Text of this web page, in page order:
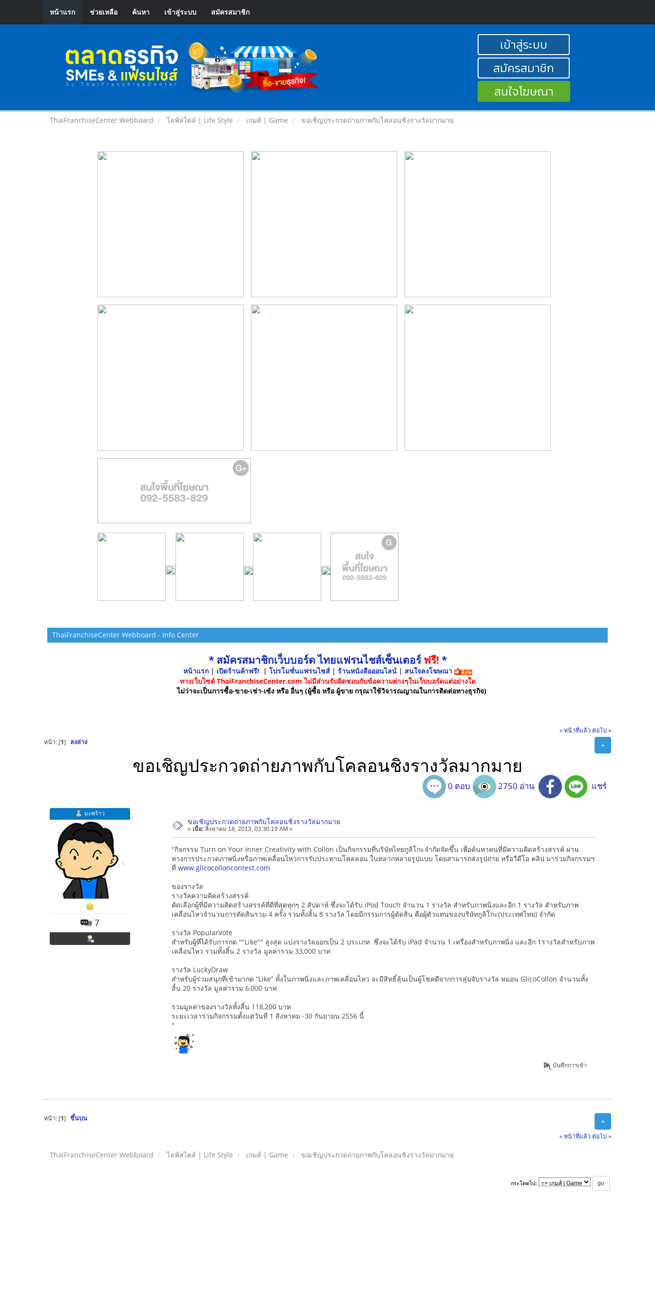
หน้าแรก ช่วยเหลือ ค้นหา เข้าสู่ระบบ สมัครสมาชิก
เข้าสู่ระบบ
สมัครสมาชิก
สนใจโฆษณา
ThaiFranchiseCenter Webboard ไลฟ์สไตล์ | Life Style เกมส์ | Game ขอเชิญประกวดถ่ายภาพกับโคลอนชิงรางวัลมากมาย
ThaiFranchiseCenter Webboard - Info Center
* สมัครสมาชิกเว็บบอร์ด ไทยแฟรนไชส์เซ็นเตอร์ฟรี! *
หน้าแรก| เปิดร้านค้าฟรี! | โปรโมชั่นแฟรนไชส์ | ร้านหนังสือออนไลน์ | สนใจลงโฆษณา
ทางเว็บไซต์ ThaiFranchiseCenter.com ไม่มีส่วนรับผิดชอบกับข้อความต่างๆในเว็บบอร์ดแต่อย่างใด
ไม่ว่าจะเป็นการซื้อ-ขาย-เช่า-เซ้ง หรือ อื่นๆ (ผู้ซื้อ หรือ ผู้ขาย กรุณาใช้วิจารณญาณในการติดต่อทางธุรกิจ)
« หน้าที่แล้ว ต่อไป »
+
หน้า: [1] ลงล่าง
ขอเชิญประกวดถ่ายภาพกับโคลอนชิงรางวัลมากมาย
0 ตอบ 2750 อ่าน แชร์
มะพร้าว
7
ขอเชิญประกวดถ่ายภาพกับโคลอนชิงรางวัลมากมาย
« เมื่อ: สิงหาคม 18, 2013, 03:30:19 AM »
"กิจกรรม Turn on Your Inner Creativity with Collon เป็นกิจกรรมที่บริษัทไทยกูลิโกะจำกัดจัดขึ้น เพื่อค้นหาคนที่มีความคิดสร้างสรรค์ ผ่าน
ทางการประกวดภาพนิ่งหรือภาพเคลื่อนไหวการรับประทานโคลลอน ในหลากหลายรูปแบบ โดยสามารถส่งรูปถ่าย หรือวีดีโอ คลิป มาร่วมกิจกรรมฯ
ที่ www.glicocolloncontest.com
ของรางวัล
รางวัลความคิดสร้างสรรค์
คัดเลือกผู้ที่มีความคิดสร้างสรรค์ที่ดีที่สุดทุกๆ 2 สัปดาห์ ซึ่งจะได้รับ iPod Touch จำนวน 1 รางวัล สำหรับภาพนิ่งและอีก 1 รางวัล สำหรับภาพ
เคลื่อนไหวจำนวนการตัดสินรวม 4 ครั้ง รวมทั้งสิ้น 8 รางวัล โดยมีกรรมการผู้ตัดสิน คือผู้ตัวแทนของบริษัทกูลิโกะ(ประเทศไทย) จำกัด
รางวัล PopularVote
สำหรับผู้ที่ได้รับการกด ""Like"" สูงสุด แบ่งรางวัลออกเป็น 2 ประเภท ซึ่งจะได้รับ iPad จำนวน 1 เครื่องสำหรับภาพนิ่ง และอีก 1รางวัลสำหรับภาพ
เคลื่อนไหว รวมทั้งสิ้น 2 รางวัล มูลค่ารวม 33,000 บาท
รางวัล LuckyDraw
สำหรับผู้ร่วมสนุกที่เข้ามากด “Like” ทั้งในภาพนิ่งและภาพเคลื่อนไหว จะมีสิทธิ์ลุ้นเป็นผู้โชคดีจากการสุ่มจับรางวัล หมอน GlicoCollon จำนวนทั้ง
สิ้น 20 รางวัล มูลค่ารวม 6,000 บาท
รวมมูลค่าของรางวัลทั้งสิ้น 118,200 บาท
ระยะเวลาร่วมกิจกรรมตั้งแต่วันที่ 1 สิงหาคม -30 กันยายน 2556 นี้
"
บันทึกการเข้า
+
หน้า: [1] ขึ้นบน
« หน้าที่แล้ว ต่อไป »
ThaiFranchiseCenter Webboard ไลฟ์สไตล์ | Life Style เกมส์ | Game ขอเชิญประกวดถ่ายภาพกับโคลอนชิงรางวัลมากมาย
กระโดดไป: